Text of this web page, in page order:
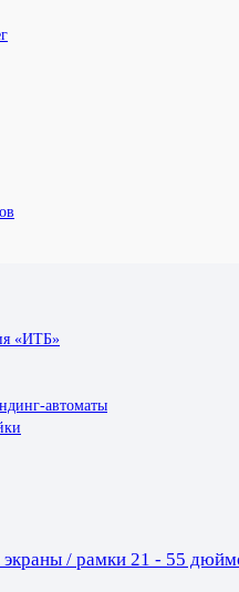
«ИТБ»
автоматы
/ рамки 21 - 55